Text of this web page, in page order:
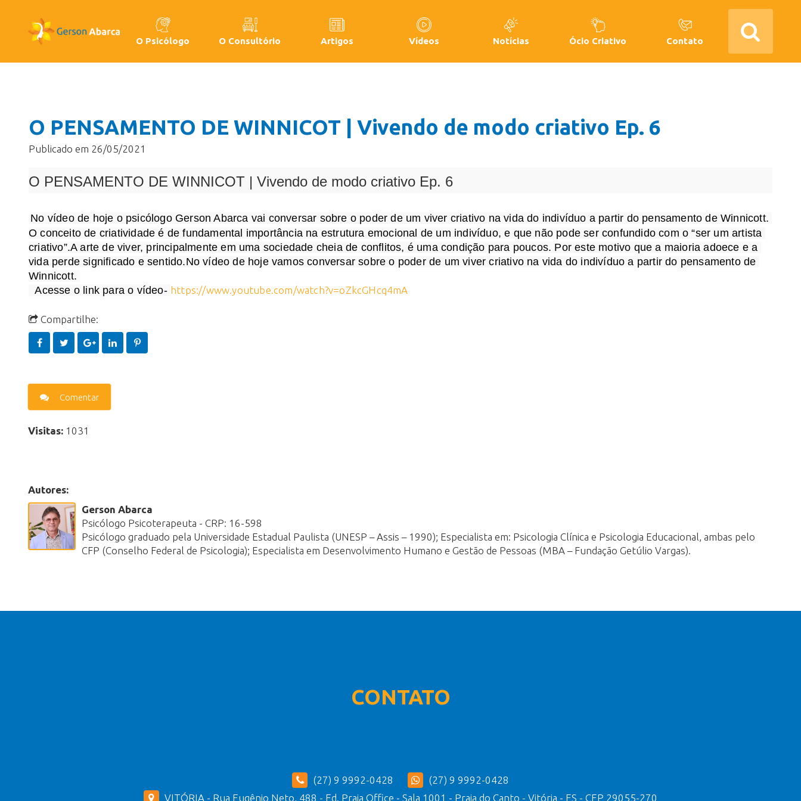
O Psicólogo O Consultório Artigos Vídeos Notícias Ócio Criativo Contato
O PENSAMENTO DE WINNICOT | Vivendo de modo criativo Ep. 6
Publicado em 26/05/2021
O PENSAMENTO DE WINNICOT | Vivendo de modo criativo Ep. 6
O conceito de criatividade é de fundamental importância na estrutura emocional de um indivíduo, e que não pode ser confundido com o “ser um artista
criativo”.A arte de viver, principalmente em uma sociedade cheia de conflitos, é uma condição para poucos. Por este motivo que a maioria adoece e a
vida perde significado e sentido.No vídeo de hoje vamos conversar sobre o poder de um viver criativo na vida do indivíduo a partir do pensamento de
Winnicott.
  Acesse o link para o vídeo-
https://www.youtube.com/watch?v=oZkcGHcq4mA
Compartilhe:
Comentar
Visitas: 1031
Autores:
Gerson Abarca
Psicólogo Psicoterapeuta - CRP: 16-598
Psicólogo graduado pela Universidade Estadual Paulista (UNESP – Assis – 1990); Especialista em: Psicologia Clínica e Psicologia Educacional, ambas pelo
CFP (Conselho Federal de Psicologia); Especialista em Desenvolvimento Humano e Gestão de Pessoas (MBA – Fundação Getúlio Vargas).
CONTATO
(27) 9 9992-0428
(27) 9 9992-0428
VITÓRIA - Rua Eugênio Neto, 488 - Ed. Praia Office - Sala 1001 - Praia do Canto - Vitória - ES - CEP 29055-270